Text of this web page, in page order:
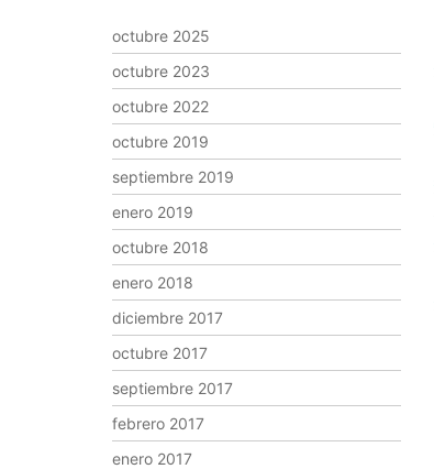
octubre 2025
octubre 2023
octubre 2022
octubre 2019
septiembre 2019
enero 2019
octubre 2018
enero 2018
diciembre 2017
octubre 2017
septiembre 2017
febrero 2017
enero 2017